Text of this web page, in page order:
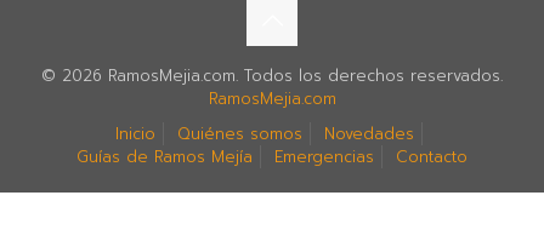
© 2026 RamosMejia.com. Todos los derechos reservados.
RamosMejia.com
Inicio
Quiénes somos
Novedades
Guías de Ramos Mejía
Emergencias Contacto